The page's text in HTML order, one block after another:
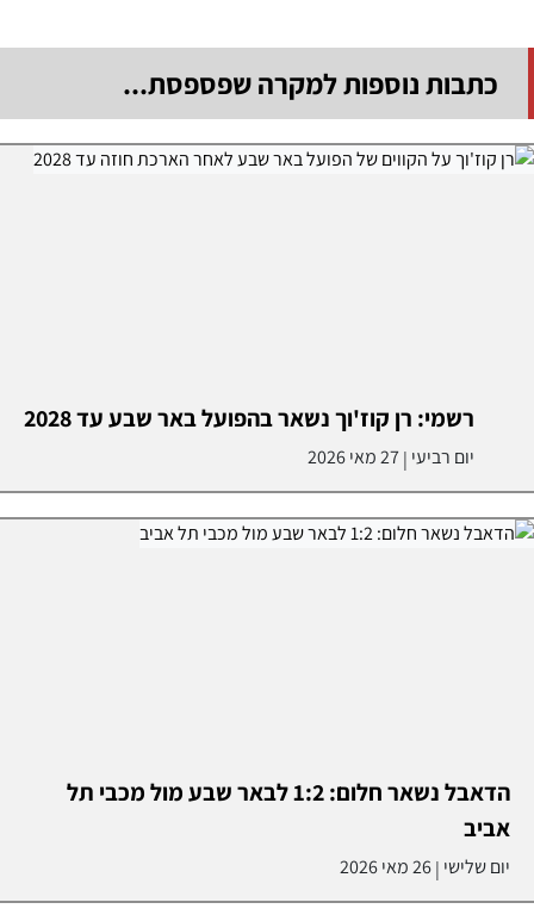
כתבות נוספות למקרה שפספסת...
רשמי: רן קוז'וך נשאר בהפועל באר שבע עד 2028
יום רביעי |27 מאי 2026
הדאבל נשאר חלום: 1:2 לבאר שבע מול מכבי תל
אביב
יום שלישי |26 מאי 2026